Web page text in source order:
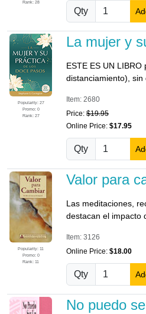
Rank: 28
Qty
Popularity: 27
Promo: 0
Rank: 27
La mujer y
ESTE ES UN
distanciamiento), sin
Item: 2680
Price: $19.95
Online Price: $17.95
Qty
Popularity: 11
Promo: 0
Rank: 11
Valor para
Las meditaciones,
destacan el impacto
Item: 3126
Online Price: $18.00
Qty
No puedo